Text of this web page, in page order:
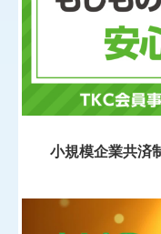
小規模企業共済